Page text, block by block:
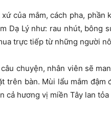
của mắm, cách pha,
Dạ Lý như: rau nhút, bông
trực tiếp từ những người
chuyện, nhân viên sẽ
trên bàn. Mùi lẩu mắm
cả hương vị miền Tây lan